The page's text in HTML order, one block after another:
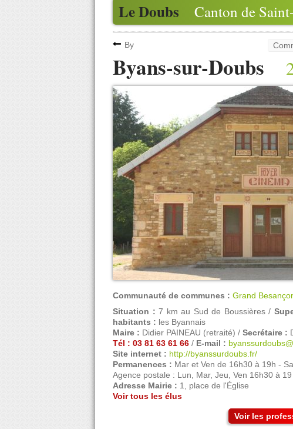
Le Doubs Canton de
By
Byans-sur-Doubs
Communauté de communes : Grand
Situation : 7 km au Sud de Boussières /
habitants : les Byannais
Maire : Didier PAINEAU (retraité) / Secrétaire :
Tél : 03 81 63 61 66 / E-mail :
Site internet : http://byanssurdoubs.fr/
Permanences : Mar et Ven de 16h30 à 19h -
Agence postale : Lun, Mar, Jeu, Ven 16h30 à
Adresse Mairie : 1, place de l'Église
Voir tous les élus
Voir les